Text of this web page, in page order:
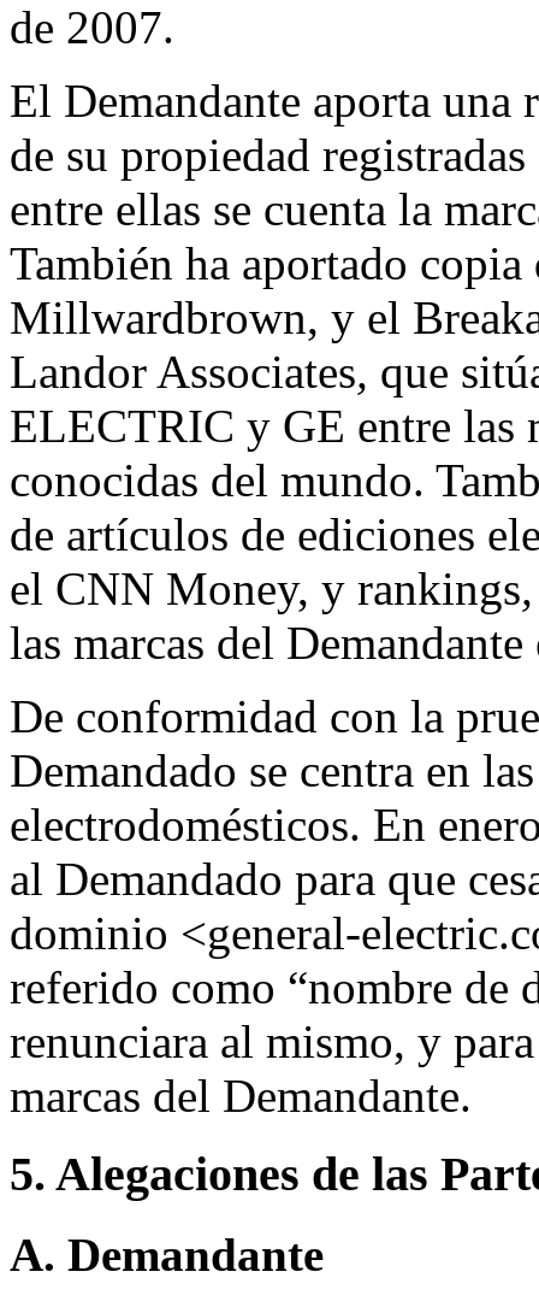
de 2007.
El Demandante aporta una
de su propiedad
entre ellas se cuenta la
También ha aportado
Millwardbrown, y el
Landor Associates, que
ELECTRIC y GE entre las
conocidas del mundo.
de artículos de ediciones
el CNN Money, y rankings
las marcas del
De conformidad con la
Demandado se centra en
electrodomésticos. En
al Demandado para que
dominio <general-
referido como “nombre de
renunciara al mismo, y
marcas del Demandante.
5. Alegaciones de las
A. Demandante